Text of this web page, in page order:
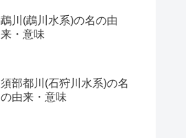
鵡川(鵡川水系)の名の由
来・意味
須部都川(石狩川水系)の名
の由来・意味